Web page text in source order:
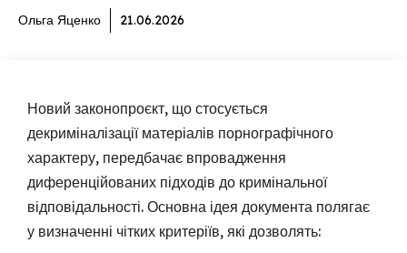
Ольга Яценко 21.06.2026
Новий законопроєкт, що стосується
декриміналізації матеріалів порнографічного
характеру, передбачає впровадження
диференційованих підходів до кримінальної
відповідальності. Основна ідея документа полягає
у визначенні чітких критеріїв, які дозволять: